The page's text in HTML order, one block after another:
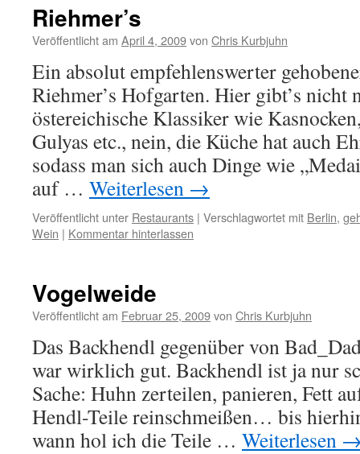
Riehmer’s
Veröffentlicht am April 4, 2009von Chris Kurbjuhn
Ein absolut empfehlenswerter
Riehmer’s Hofgarten. Hier gibt’s nicht
östereichische Klassiker wie
Gulyas etc., nein, die Küche hat auch
sodass man sich auch Dinge wie
auf … Weiterlesen →
Veröffentlicht unter Restaurants | Verschlagwortet mit Berlin,
Wein | Kommentar hinterlassen
Vogelweide
Veröffentlicht am Februar 25, 2009von Chris Kurbjuhn
Das Backhendl gegenüber von
war wirklich gut. Backhendl ist ja nur
Sache: Huhn zerteilen, panieren, Fett
Hendl-Teile reinschmeißen… bis
wann hol ich die Teile … Weiterlesen